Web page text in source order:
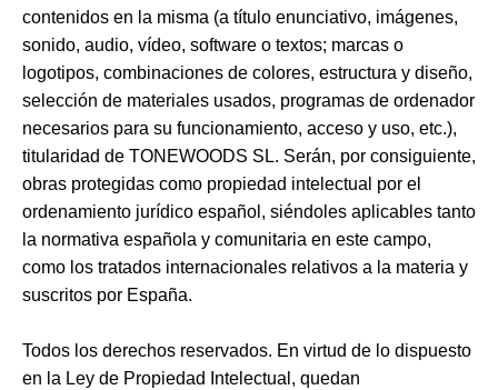
contenidos en la misma (a título enunciativo, imágenes,
sonido, audio, vídeo, software o textos; marcas o
logotipos, combinaciones de colores, estructura y diseño,
selección de materiales usados, programas de ordenador
necesarios para su funcionamiento, acceso y uso, etc.),
titularidad de TONEWOODS SL. Serán, por consiguiente,
obras protegidas como propiedad intelectual por el
ordenamiento jurídico español, siéndoles aplicables tanto
la normativa española y comunitaria en este campo,
como los tratados internacionales relativos a la materia y
suscritos por España.
Todos los derechos reservados. En virtud de lo dispuesto
en la Ley de Propiedad Intelectual, quedan